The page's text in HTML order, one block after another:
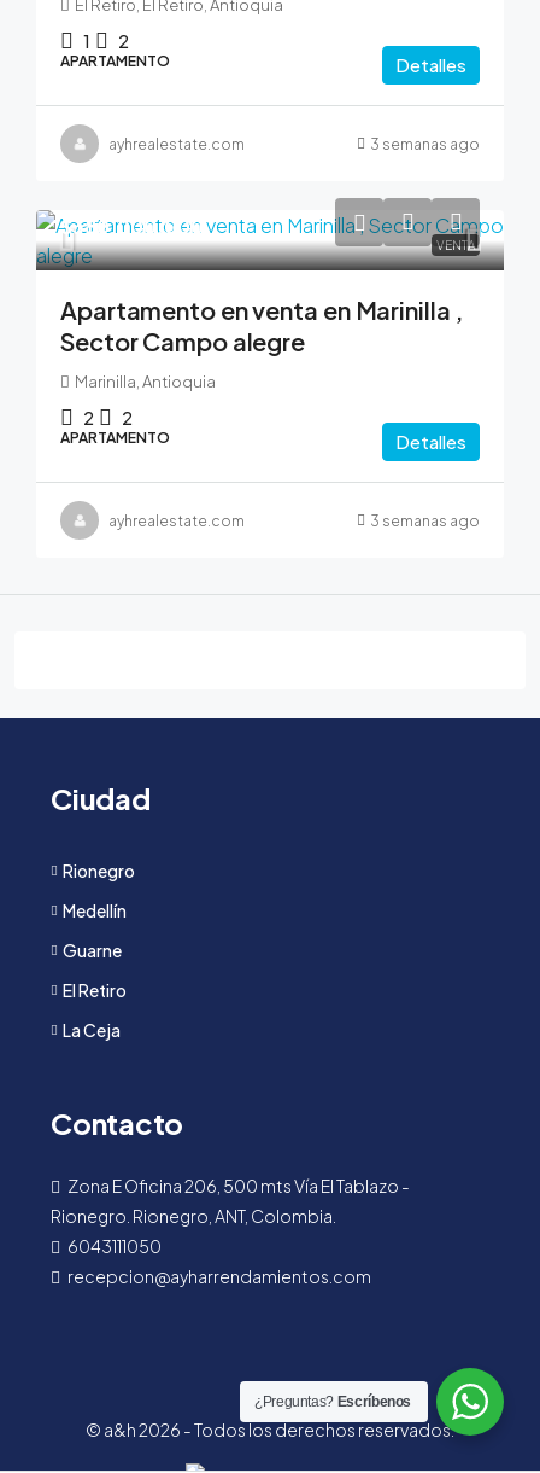
El Retiro, El Retiro, Antioquia
1 2
APARTAMENTO Detalles
ayhrealestate.com 3 semanas ago
VENTA
$380,000,000
Apartamento en venta en Marinilla ,
Sector Campo alegre
Marinilla, Antioquia
2 2
APARTAMENTO Detalles
ayhrealestate.com 3 semanas ago
Ciudad
Rionegro
Medellín
Guarne
El Retiro
La Ceja
Contacto
Zona E Oficina 206, 500 mts Vía El Tablazo -
Rionegro. Rionegro, ANT, Colombia.
6043111050
recepcion@ayharrendamientos.com
© a&h 2026 - Todos los derechos reservados.
¿Preguntas? Escríbenos